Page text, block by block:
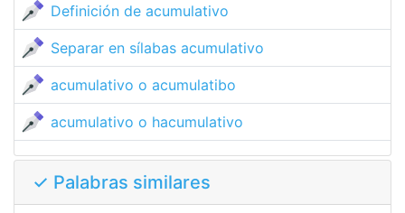
Definición de acumulativo
Separar en sílabas acumulativo
acumulativo o acumulatibo
acumulativo o hacumulativo
✓ Palabras similares